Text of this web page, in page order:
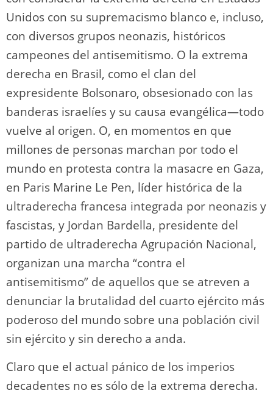
Unidos con su supremacismo blanco e, incluso,
con diversos grupos neonazis, históricos
campeones del antisemitismo. O la extrema
derecha en Brasil, como el clan del
expresidente Bolsonaro, obsesionado con las
banderas israelíes y su causa evangélica―todo
vuelve al origen. O, en momentos en que
millones de personas marchan por todo el
mundo en protesta contra la masacre en Gaza,
en Paris Marine Le Pen, líder histórica de la
ultraderecha francesa integrada por neonazis y
fascistas, y Jordan Bardella, presidente del
partido de ultraderecha Agrupación Nacional,
organizan una marcha “contra el
antisemitismo” de aquellos que se atreven a
denunciar la brutalidad del cuarto ejército más
poderoso del mundo sobre una población civil
sin ejército y sin derecho a anda.
Claro que el actual pánico de los imperios
decadentes no es sólo de la extrema derecha.